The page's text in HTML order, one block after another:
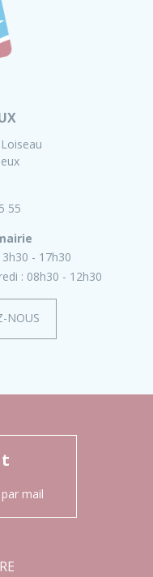
55
- 17h30
: 08h30 - 12h30
NOUS
mail